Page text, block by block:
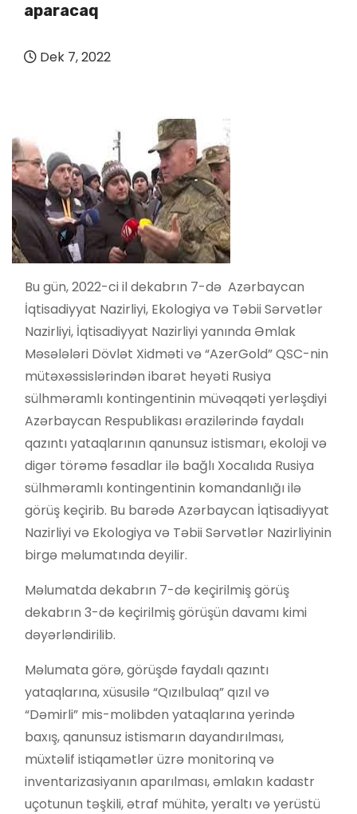
aparacaq
Dek 7, 2022
Bu gün, 2022-ci il dekabrın 7-də Azərbaycan
İqtisadiyyat Nazirliyi, Ekologiya və Təbii Sərvətlər
Nazirliyi, İqtisadiyyat Nazirliyi yanında Əmlak
Məsələləri Dövlət Xidməti və “AzerGold” QSC-nin
mütəxəssislərindən ibarət heyəti Rusiya
sülhməramlı kontingentinin müvəqqəti yerləşdiyi
Azərbaycan Respublikası ərazilərində faydalı
qazıntı yataqlarının qanunsuz istismarı, ekoloji və
digər törəmə fəsadlar ilə bağlı Xocalıda Rusiya
sülhməramlı kontingentinin komandanlığı ilə
görüş keçirib. Bu barədə Azərbaycan İqtisadiyyat
Nazirliyi və Ekologiya və Təbii Sərvətlər Nazirliyinin
birgə məlumatında deyilir.
Məlumatda dekabrın 7-də keçirilmiş görüş
dekabrın 3-də keçirilmiş görüşün davamı kimi
dəyərləndirilib.
Məlumata görə, görüşdə faydalı qazıntı
yataqlarına, xüsusilə “Qızılbulaq” qızıl və
“Dəmirli” mis-molibden yataqlarına yerində
baxış, qanunsuz istismarın dayandırılması,
müxtəlif istiqamətlər üzrə monitorinq və
inventarizasiyanın aparılması, əmlakın kadastr
uçotunun təşkili, ətraf mühitə, yeraltı və yerüstü